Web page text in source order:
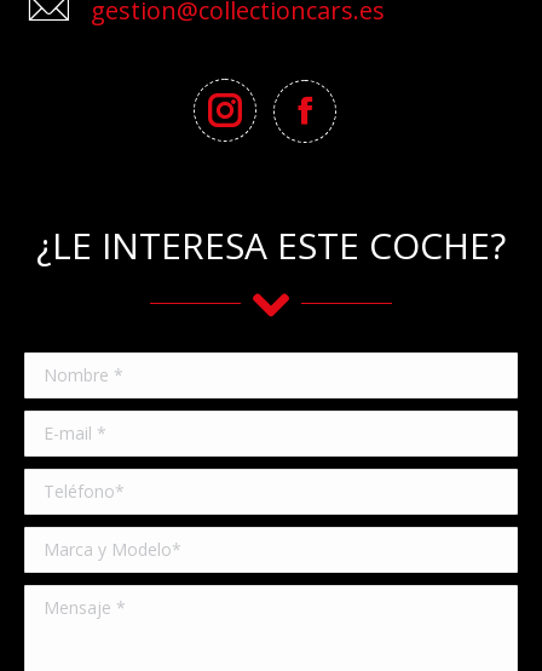
gestion@collectioncars.es
¿LE INTERESA ESTE COCHE?